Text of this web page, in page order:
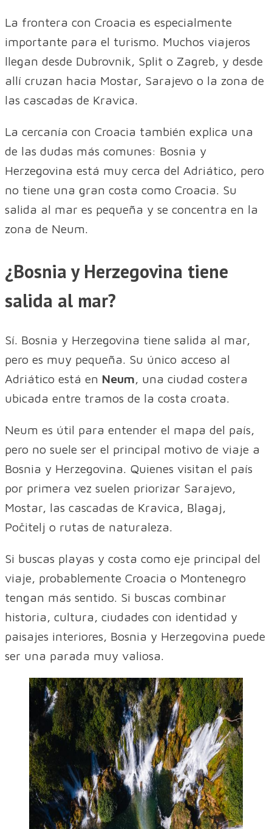
La frontera con Croacia es especialmente
importante para el turismo. Muchos viajeros
llegan desde Dubrovnik, Split o Zagreb, y desde
allí cruzan hacia Mostar, Sarajevo o la zona de
las cascadas de Kravica.
La cercanía con Croacia también explica una
de las dudas más comunes: Bosnia y
Herzegovina está muy cerca del Adriático, pero
no tiene una gran costa como Croacia. Su
salida al mar es pequeña y se concentra en la
zona de Neum.
¿Bosnia y Herzegovina tiene
salida al mar?
Sí. Bosnia y Herzegovina tiene salida al mar,
pero es muy pequeña. Su único acceso al
Adriático está en Neum, una ciudad costera
ubicada entre tramos de la costa croata.
Neum es útil para entender el mapa del país,
pero no suele ser el principal motivo de viaje a
Bosnia y Herzegovina. Quienes visitan el país
por primera vez suelen priorizar Sarajevo,
Mostar, las cascadas de Kravica, Blagaj,
Počitelj o rutas de naturaleza.
Si buscas playas y costa como eje principal del
viaje, probablemente Croacia o Montenegro
tengan más sentido. Si buscas combinar
historia, cultura, ciudades con identidad y
paisajes interiores, Bosnia y Herzegovina puede
ser una parada muy valiosa.